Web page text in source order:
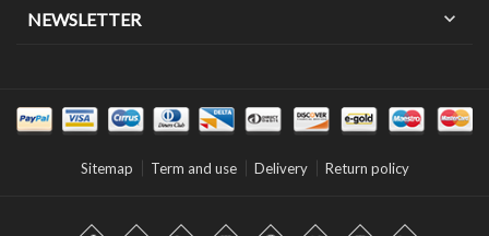
NEWSLETTER expand_more
Sitemap Term and use Delivery Return policy